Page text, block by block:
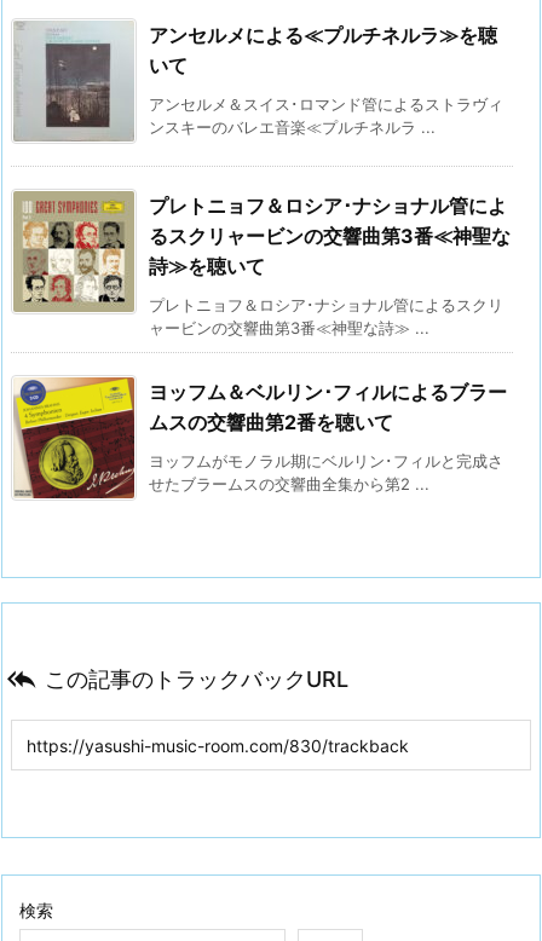
アンセルメによる≪プルチネルラ≫を聴
いて
アンセルメ＆スイス･ロマンド管によるストラヴィ
ンスキーのバレエ音楽≪プルチネルラ ...
プレトニョフ＆ロシア･ナショナル管によ
るスクリャービンの交響曲第3番≪神聖な
詩≫を聴いて
プレトニョフ＆ロシア･ナショナル管によるスクリ
ャービンの交響曲第3番≪神聖な詩≫ ...
ヨッフム＆ベルリン･フィルによるブラー
ムスの交響曲第2番を聴いて
ヨッフムがモノラル期にベルリン･フィルと完成さ
せたブラームスの交響曲全集から第2 ...
 この記事のトラックバックURL
検索